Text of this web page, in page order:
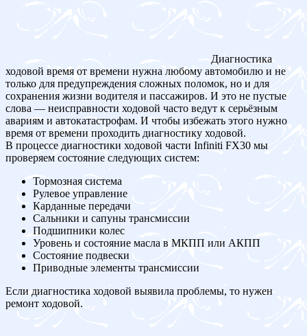
Диагностика
ходовой время от времени нужна любому автомобилю и не
только для предупреждения сложных поломок, но и для
сохранения жизни водителя и пассажиров. И это не пустые
слова — неисправности ходовой часто ведут к серьёзным
авариям и автокатастрофам. И чтобы избежать этого нужно
время от времени проходить диагностику ходовой.
В процессе диагностики ходовой части Infiniti FX30 мы
проверяем состояние следующих систем:
Тормозная система
Рулевое управление
Карданные передачи
Сальники и сапуны трансмиссии
Подшипники колес
Уровень и состояние масла в МКПП или АКПП
Состояние подвески
Приводные элементы трансмиссии
Если диагностика ходовой выявила проблемы, то нужен
ремонт ходовой.